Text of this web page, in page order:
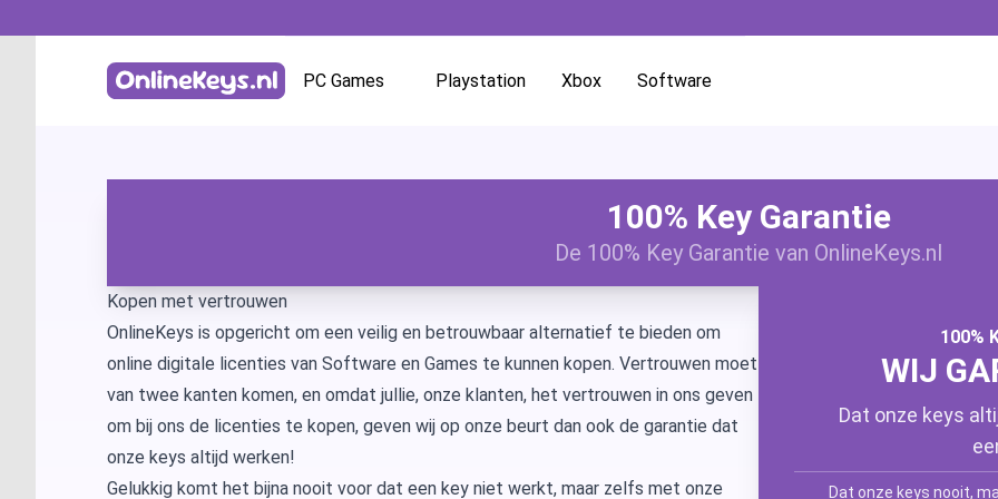
PC Games
EA App / Origin
Steam
Ubisoft / Uplay
Playstation Xbox Software
Microsoft
Microsoft
Microsoft
Microsoft Windows
Windows 8.1
Windows 7
Microsoft Word
Microsoft PowerPoint Microsoft
Microsoft Excel Microsoft
Microsoft
100% Key Garantie
De 100% Key Garantie van OnlineKeys.nl
Kopen met vertrouwen
OnlineKeys is opgericht om een veilig en betrouwbaar alternatief te bieden om
online digitale licenties van Software en Games te kunnen kopen. Vertrouwen moet
van twee kanten komen, en omdat jullie, onze klanten, het vertrouwen in ons geven
om bij ons de licenties te kopen, geven wij op onze beurt dan ook de garantie dat
onze keys altijd werken!
Gelukkig komt het bijna nooit voor dat een key niet werkt, maar zelfs met onze
100%
WIJ
Dat onze keys
Dat onze keys nooit,